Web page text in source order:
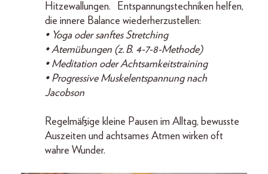
Hitzewallungen. Entspannungstechniken helfen,
die innere Balance wiederherzustellen:
• Yoga oder sanftes Stretching
• Atemübungen (z. B. 4-7-8-Methode)
• Meditation oder Achtsamkeitstraining
• Progressive Muskelentspannung nach
Jacobson
Regelmäßige kleine Pausen im Alltag, bewusste
Auszeiten und achtsames Atmen wirken oft
wahre Wunder.